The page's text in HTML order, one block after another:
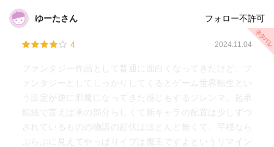
ゆーたさん フォロー不許可
4 2024.11.04
ファンタジー作品として普通に面白くなってきたけど、フ
ァンタジーとしてしっかりしてくるとゲーム世界転生とい
う設定が逆に邪魔になってきた感じもするジレンマ。起承
転結で言えば承の部分らしくて新キャラの配置は少しずつ
されているものの物語の起伏はほとんど無くて、平穏なら
ぶらぶに見えてやっぱりイブは魔王ですよというリマイン